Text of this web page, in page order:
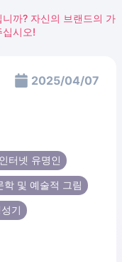
까? 자신의 브랜드의 가
시오!
2025/04/07
터넷 유명인
학 및 예술적 그림
기